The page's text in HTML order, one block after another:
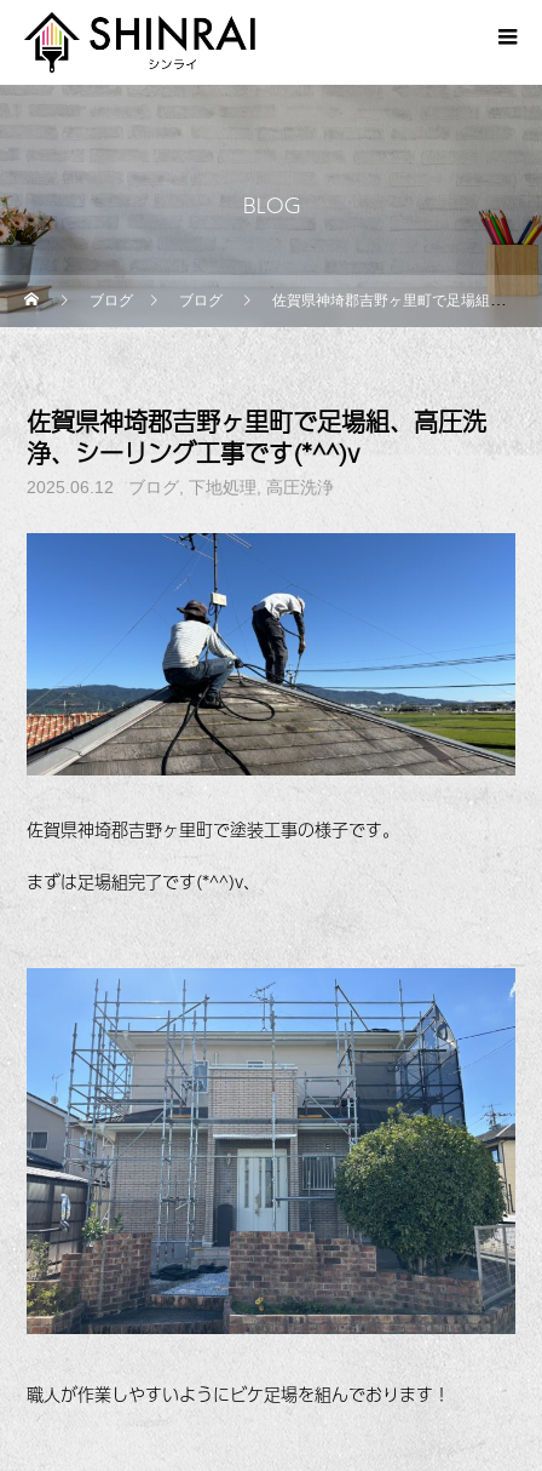
BLOG
ブログ ブログ 佐賀県神埼郡吉野ヶ里町で足場組、高圧洗浄、シーリング工事です(*^^)v
佐賀県神埼郡吉野ヶ里町で足場組、高圧洗
浄、シーリング工事です(*^^)v
2025.06.12 ブログ 下地処理 高圧洗浄
佐賀県神埼郡吉野ヶ里町で塗装工事の様子です。
まずは足場組完了です(*^^)v、
職人が作業しやすいようにビケ足場を組んでおります！